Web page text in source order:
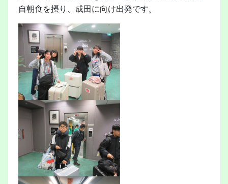
自朝食を摂り、成田に向け出発です。